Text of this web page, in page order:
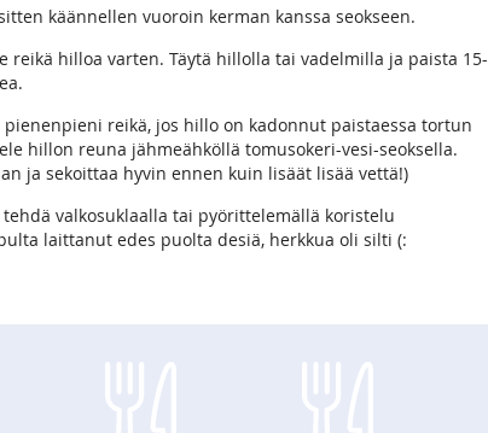
käännellen vuoroin kerman kanssa seokseen.
reikä hilloa varten. Täytä hillolla tai vadelmilla ja paista 15-
reikä, jos hillo on kadonnut paistaessa tortun
hillon reuna jähmeähköllä tomusokeri-vesi-seoksella.
ja sekoittaa hyvin ennen kuin lisäät lisää vettä!)
valkosuklaalla tai pyörittelemällä koristelu
laittanut edes puolta desiä, herkkua oli silti (: